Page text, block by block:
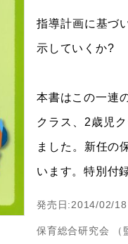
指導計画に基づ
示していくか?
本書はこの一連
クラス、2歳児
ました。新任の
います。特別付
発売日:2014/02/18
保育総合研究会 （